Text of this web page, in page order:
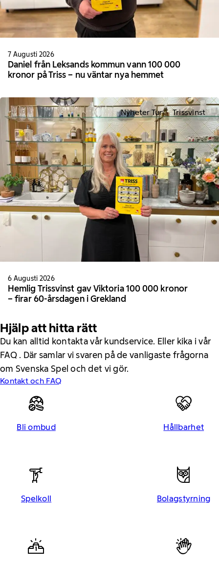
7 Augusti 2026
Daniel från Leksands kommun vann 100 000
kronor på Triss – nu väntar nya hemmet
Nyheter Tur Trissvinst
6 Augusti 2026
Hemlig Trissvinst gav Viktoria 100 000 kronor
– firar 60-årsdagen i Grekland
Hjälp att hitta rätt
Du kan alltid kontakta vår kundservice. Eller kika i vår
FAQ . Där samlar vi svaren på de vanligaste frågorna
om Svenska Spel och det vi gör.
Kontakt och FAQ
Bli ombud Hållbarhet
Spelkoll Bolagstyrning